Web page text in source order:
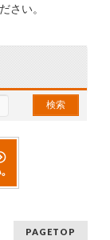
さい。
PAGETOP